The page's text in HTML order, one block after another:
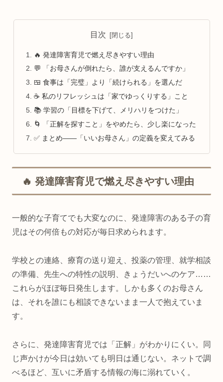
目次
🔥 発達障害育児で燃え尽きやすい理由
💬 「お母さんが倒れたら、誰が支えるんですか」
🍱 食事は「完璧」より「続けられる」を選んだ
☕ 私のリフレッシュは「家でゆっくりする」こと
📚 学習の「目標を下げて、メリハリをつけた」
🌀 「正解を探すこと」をやめたら、少し楽になった
✅ まとめ——「いいお母さん」の定義を変えてみる
🔥 発達障害育児で燃え尽きやすい理由
一般的な子育てでも大変なのに、発達障害のある子の育
児はその何倍もの対応が毎日求められます。
学校との連絡、療育の送り迎え、投薬の管理、就学相談
の準備、先生への特性の説明、きょうだいへのケア……
これらがほぼ毎日発生します。しかも多くのお母さん
は、それを誰にも相談できないまま一人で抱えていま
す。
さらに、発達障害育児では「正解」がわかりにくい。同
じ声かけが今日は効いても明日は通じない。ネットで調
べるほど、互いに矛盾する情報の海に溺れていく。